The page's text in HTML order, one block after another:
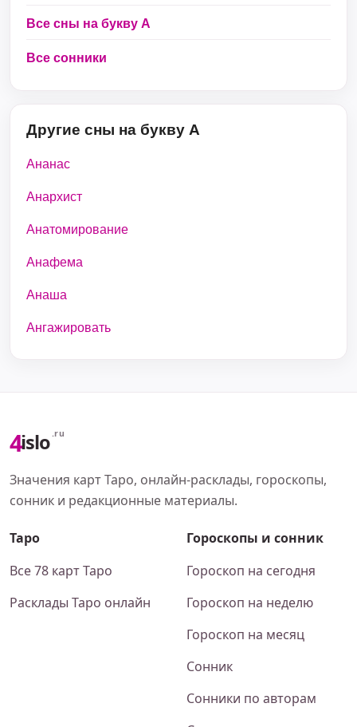
Все сны на букву А
Все сонники
Другие сны на букву А
Ананас
Анархист
Анатомирование
Анафема
Анаша
Ангажировать
4islo .ru
Значения карт Таро, онлайн-расклады, гороскопы,
сонник и редакционные материалы.
Таро
Все 78 карт Таро
Расклады Таро онлайн
Гороскопы и сонник
Гороскоп на сегодня
Гороскоп на неделю
Гороскоп на месяц
Сонник
Сонники по авторам